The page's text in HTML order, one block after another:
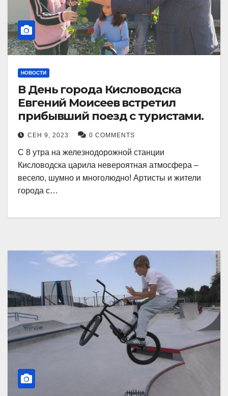
НОВОСТИ
В День города Кисловодска
Евгений Моисеев встретил
прибывший поезд с туристами.
СЕН 9, 2023 0 COMMENTS
С 8 утра на железнодорожной станции
Кисловодска царила невероятная атмосфера –
весело, шумно и многолюдно! Артисты и жители
города с…